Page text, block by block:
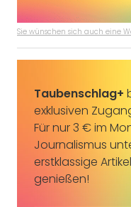
Sie wünschen sich auch eine
Taubenschlag+
exklusiven
Für nur 3 € im
Journalismus
erstklassige
genießen!